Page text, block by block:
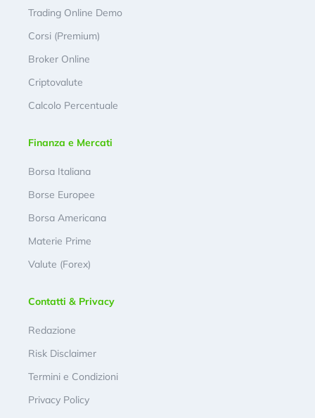
Trading Online Demo
Corsi (Premium)
Broker Online
Criptovalute
Calcolo Percentuale
Finanza e Mercati
Borsa Italiana
Borse Europee
Borsa Americana
Materie Prime
Valute (Forex)
Contatti & Privacy
Redazione
Risk Disclaimer
Termini e Condizioni
Privacy Policy